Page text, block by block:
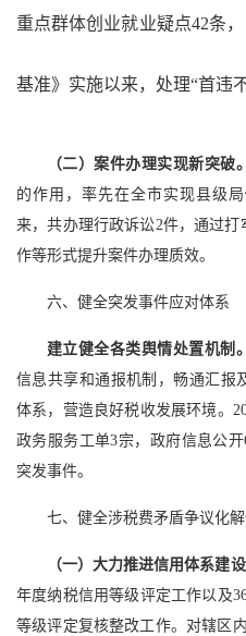
重点群体创业就业疑点42条
基准》实施以来，处理“首违不
（二）案件办理实现新突破。
的作用，率先在全市实现县级
来，共办理行政诉讼2件，通过
作等形式提升案件办理质效。
六、健全突发事件应对体系
建立健全各类舆情处置机制。
信息共享和通报机制，畅通汇报
体系，营造良好税收发展环境。
政务服务工单3宗，政府信息公
突发事件。
七、健全涉税费矛盾争议化
（一）大力推进信用体系建设
年度纳税信用等级评定工作以及
等级评定复核整改工作。对辖区